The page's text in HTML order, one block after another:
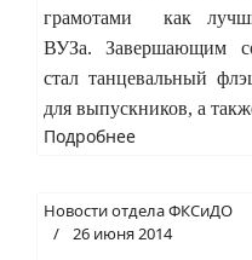
грамотами как
ВУЗа. Завершающим
стал танцевальный
для выпускников, а
Подробнее
Новости отдела ФКСиДО
26 июня 2014